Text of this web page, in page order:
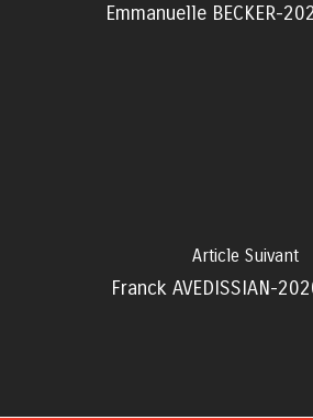
Emmanuelle BECKER-
Article Suivant
Franck AVEDISSIAN-